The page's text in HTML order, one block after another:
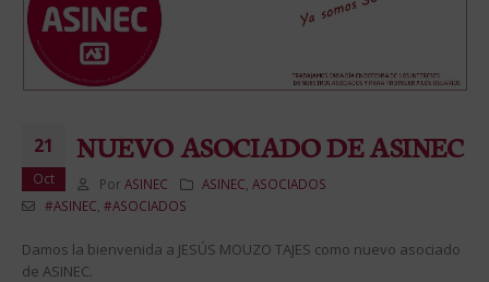
21
Oct
NUEVO ASOCIADO DE ASINEC
Por ASINEC ASINEC ,ASOCIADOS
#ASINEC #ASOCIADOS
Damos la bienvenida a JESÚS MOUZO TAJES como nuevo asociado
de ASINEC.